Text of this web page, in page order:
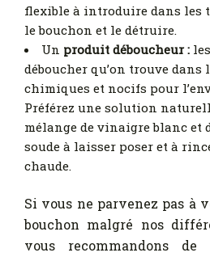
flexible à introduire dans les
le bouchon et le détruire.
Un produit déboucheur :
déboucher qu’on trouve dans
chimiques et nocifs pour
Préférez une solution
mélange de vinaigre blanc et
soude à laisser poser et à
chaude.
Si vous ne parvenez pas à
bouchon malgré nos
vous recommandons de